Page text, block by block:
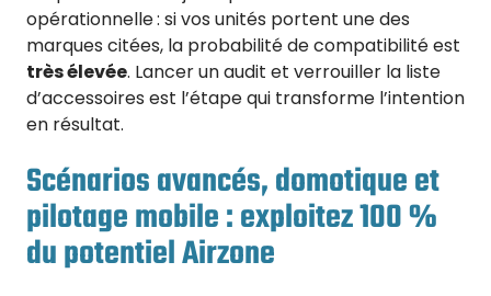
opérationnelle : si vos unités portent une des
marques citées, la probabilité de compatibilité est
très élevée. Lancer un audit et verrouiller la liste
d’accessoires est l’étape qui transforme l’intention
en résultat.
Scénarios avancés, domotique et
pilotage mobile : exploitez 100 %
du potentiel Airzone